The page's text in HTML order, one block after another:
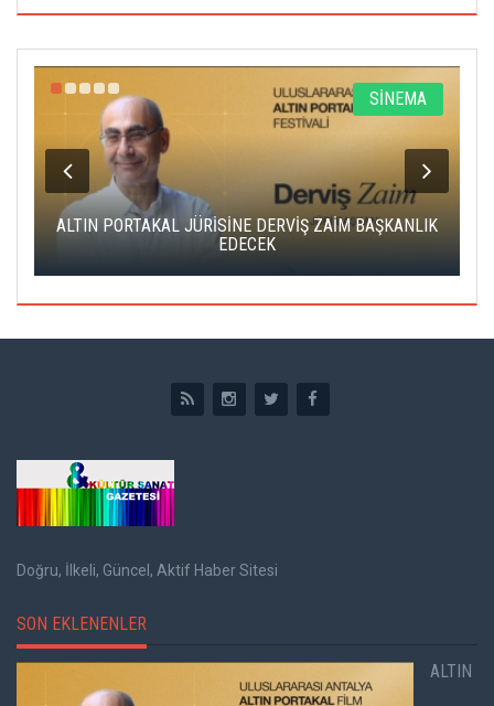
SİNEMA
ALTIN PORTAKAL JÜRİSİNE DERVİŞ ZAİM BAŞKANLIK
EDECEK
Doğru, İlkeli, Güncel, Aktif Haber Sitesi
SON EKLENENLER
ALTIN